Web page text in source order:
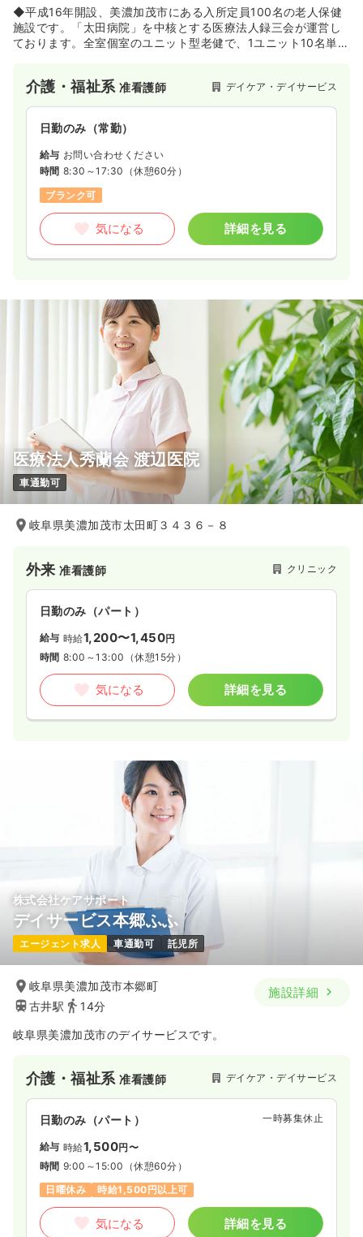
◆平成16年開設、美濃加茂市にある入所定員100名の老人保健
施設です。「太田病院」を中核とする医療法人録三会が運営し
ております。全室個室のユニット型老健で、1ユニット10名単位
介護・福祉系准看護師 デイケア・デイサービス
日勤のみ（常勤）
給与 お問い合わせください
時間 8:30～17:30 （休憩60分）
ブランク可
気になる 詳細を見る
医療法人秀蘭会 渡辺医院
車通勤可
岐阜県美濃加茂市太田町３４３６－８
外来准看護師 クリニック
日勤のみ（パート）
給与 時給1,200〜1,450円
時間 8:00～13:00 （休憩15分）
気になる 詳細を見る
株式会社ケアサポート
デイサービス本郷ふふ
エージェント求人 車通勤可 託児所
岐阜県美濃加茂市本郷町
古井駅
14分
施設詳細
岐阜県美濃加茂市のデイサービスです。
介護・福祉系准看護師 デイケア・デイサービス
日勤のみ（パート） 一時募集休止
給与 時給1,500円〜
時間 9:00～15:00 （休憩60分）
日曜休み
時給1,500円以上可
気になる 詳細を見る